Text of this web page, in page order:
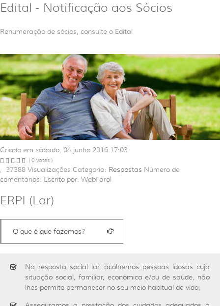
Edital - Notificação aos Sócios
Renumeração de sócios, consulte o Edital
Criado em sábado, 04 junho 2016 17:03
( 0 Votes )
, 37388 Visualizações Categoria: Respostas Número de
comentários: Escrito por: WebFarol
ERPI (Lar)
O que é que fazemos?
Na resposta social lar, acolhemos pessoas idosas cuja
situação social, familiar, económica e/ou de saúde, não
lhes permite permanecer no seu meio habitual de vida;